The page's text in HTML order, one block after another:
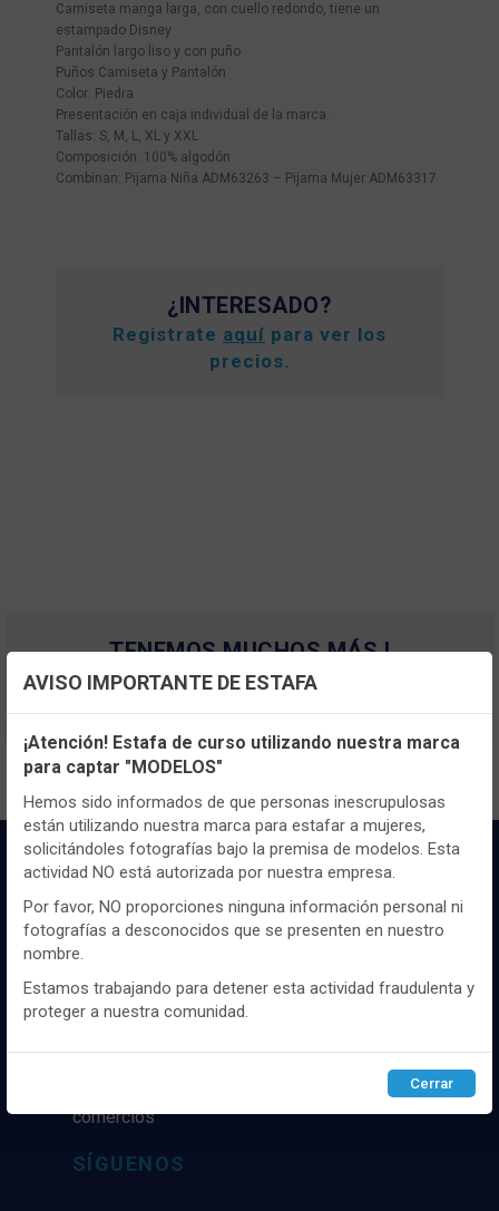
Camiseta manga larga, con cuello redondo, tiene un
estampado Disney
Pantalón largo liso y con puño
Puños Camiseta y Pantalón
Color: Piedra
Presentación en caja individual de la marca.
Tallas: S, M, L, XL y XXL
Composición: 100% algodón
Combinan: Pijama Niña ADM63263 – Pijama Mujer ADM63317
¿INTERESADO?
Registrate aquí para ver los
precios.
TENEMOS MUCHOS MÁS !
Registrateaquí para poder ver todo el
Distribuidor y mayorista textil de las mejores
marcaas de ropa y complementos del
experiencia como proveedor de los mejores
comercios
SÍGUENOS
Configuración de cookies
Utilizamos cookies propias y de terceros, de sesión o
persistentes, para hacer funcionar de manera segura nuestra
página web y personalizar su contenido.
Igualmente, utilizamos cookies para medir y obtener datos de
la navegación que realizas y para ajustar el contenido a tus
gustos y preferencias.
Puedesconfigurary aceptar el uso de cookies a tu gusto.
Para obtener más información visita nuestra
cookies.
Configurar Rechazar ACEPTAR
AVISO IMPORTANTE DE ESTAFA
¡Atención! Estafa de curso utilizando nuestra marca
para captar "MODELOS"
Hemos sido informados de que personas inescrupulosas
están utilizando nuestra marca para estafar a mujeres,
solicitándoles fotografías bajo la premisa de modelos. Esta
actividad NO está autorizada por nuestra empresa.
Por favor, NO proporciones ninguna información personal ni
fotografías a desconocidos que se presenten en nuestro
nombre.
Estamos trabajando para detener esta actividad fraudulenta y
proteger a nuestra comunidad.
Cerrar